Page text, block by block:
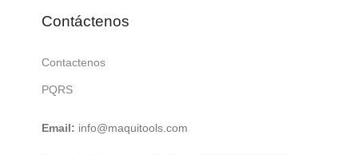
Contáctenos
Contactenos
PQRS
Email: info@maquitools.com